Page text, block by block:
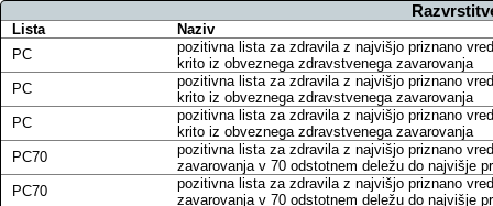
Lista
Naziv
PC
pozitivna lista za zdravila z najvišjo priznano
krito iz obveznega zdravstvenega zavarovanja
PC
pozitivna lista za zdravila z najvišjo priznano
krito iz obveznega zdravstvenega zavarovanja
PC
pozitivna lista za zdravila z najvišjo priznano
krito iz obveznega zdravstvenega zavarovanja
PC70
pozitivna lista za zdravila z najvišjo priznano
zavarovanja v 70 odstotnem deležu do najvišje
PC70
pozitivna lista za zdravila z najvišjo priznano
zavarovanja v 70 odstotnem deležu do najvišje